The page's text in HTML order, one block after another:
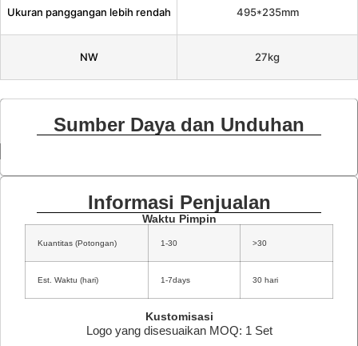
Ukuran panggangan lebih rendah 495*235mm
NW 27kg
Sumber Daya dan Unduhan
Informasi Penjualan
Waktu Pimpin
Kuantitas (Potongan) 1-30 >30
Est. Waktu (hari) 1-7days 30 hari
Kustomisasi
Logo yang disesuaikan MOQ: 1 Set